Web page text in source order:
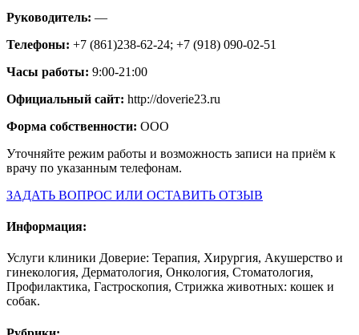
Руководитель: —
Телефоны: +7 (861)238-62-24; +7 (918) 090-02-51
Часы работы: 9:00-21:00
Официальный сайт: http://doverie23.ru
Форма собственности: ООО
Уточняйте режим работы и возможность записи на приём к
врачу по указанным телефонам.
ЗАДАТЬ ВОПРОС ИЛИ ОСТАВИТЬ ОТЗЫВ
Информация:
Услуги клиники Доверие: Терапия, Хирургия, Акушерство и
гинекология, Дерматология, Онкология, Стоматология,
Профилактика, Гастроскопия, Стрижка животных: кошек и
собак.